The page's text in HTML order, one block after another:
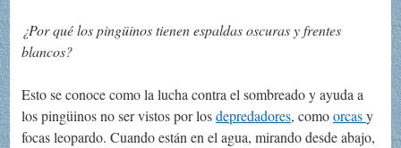
¿Por qué los pingüinos tienen espaldas oscuras y frentes
blancos?
Esto se conoce como la lucha contra el sombreado y ayuda a
los pingüinos no ser vistos por losdepredadores, comoorcasy
focas leopardo. Cuando están en el agua, mirando desde abajo,